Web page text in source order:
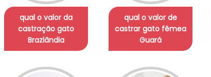
qual o valor da
castração gato
Brazlândia
qual o valor de
castrar gato fêmea
Guará